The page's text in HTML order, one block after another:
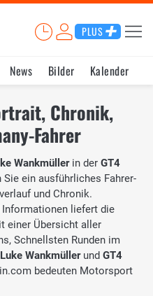
PLUS
News Bilder Kalender
Chronik,
Fahrer
Wankmüllerin der GT4
Sie ein ausführliches Fahrer-
und Chronik.
Informationen liefert die
einer Übersicht aller
Schnellsten Runden im
Luke Wankmüllerund GT4
bedeuten Motorsport